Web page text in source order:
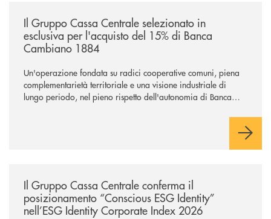
Il Gruppo Cassa Centrale selezionato in
esclusiva per l'acquisto del 15% di Banca
Cambiano 1884
Un'operazione fondata su radici cooperative comuni, piena
complementarietà territoriale e una visione industriale di
lungo periodo, nel pieno rispetto dell'autonomia di Banca
negoziazione esclusiva per la finalizzazione dell’operazione.
Il Gruppo Cassa Centrale conferma il
posizionamento “Conscious ESG Identity”
nell’ESG Identity Corporate Index 2026